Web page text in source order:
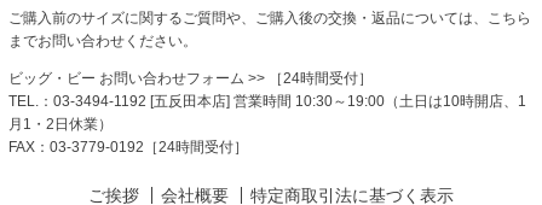
ご購入前のサイズに関するご質問や、ご購入後の交換・返品については、こちら
までお問い合わせください。
ビッグ・ビー お問い合わせフォーム >> ［24時間受付］
TEL.：03-3494-1192 [五反田本店] 営業時間 10:30～19:00（土日は10時開店、1
月1・2日休業）
FAX：03-3779-0192［24時間受付］
ご挨拶 会社概要 特定商取引法に基づく表示